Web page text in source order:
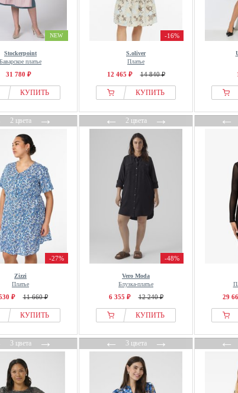
NEW
Stockerpoint
Баварское платье
31 780 ₽
КУПИТЬ
-16%
S.oliver
Платье
12 465 ₽ 14 840 ₽
КУПИТЬ
2 цвета→
-27%
Zizzi
Платье
₽ 11 660 ₽
КУПИТЬ
←2 цвета→
-48%
Vero Moda
Блузка-платье
6 355 ₽ 12 240 ₽
КУПИТЬ
29
3 цвета→ ←3 цвета→